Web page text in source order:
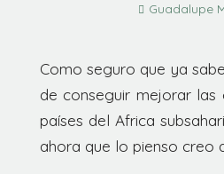
Guadalupe
Como seguro que ya
de conseguir mejorar las
países del Africa
ahora que lo pienso creo